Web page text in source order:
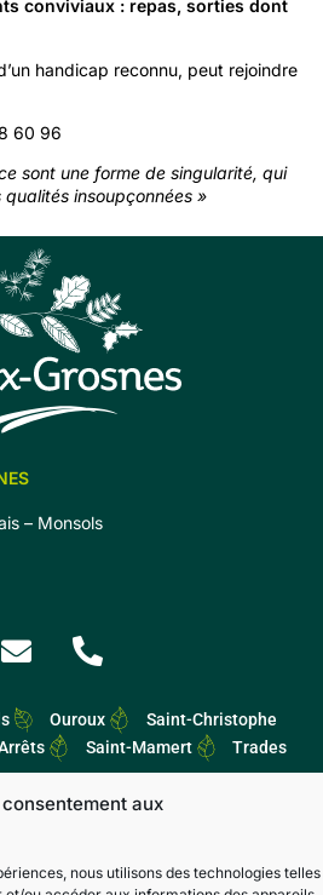
aux
nous utilisons des technologies telles
conviviaux : repas, sorties dont
handicap reconnu, peut rejoindre
60 96
sont une forme de singularité, qui
insoupçonnées »
– Monsols
Ouroux
Saint-Christophe
Saint-Mamert Trades